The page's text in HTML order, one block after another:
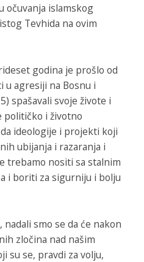
očuvanja islamskog
Tevhida na ovim
godina je prošlo od
u agresiji na Bosnu i
spašavali svoje živote i
političko i životno
ideologije i projekti koji
ubijanja i razaranja i
trebamo nositi sa stalnim
i boriti za sigurniju i bolju
nadali smo se da će nakon
zločina nad našim
su se, pravdi za volju,